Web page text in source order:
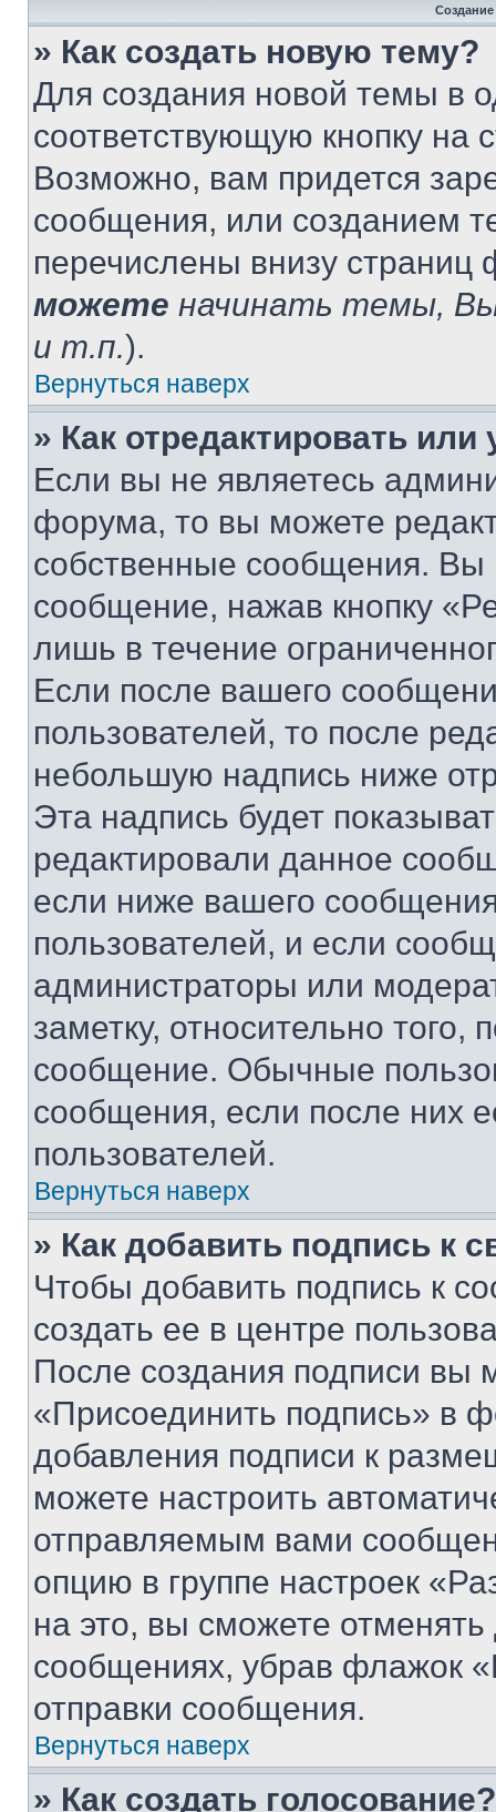
» Как создать новую тему?
Для создания новой темы в
соответствующую кнопку
Возможно, вам придется
сообщения, или созданием
перечислены внизу
можете начинать темы,
и т.п.).
Вернуться наверх
» Как отредактировать
Если вы не являетесь
форума, то вы можете
собственные сообщения. Вы
сообщение, нажав кнопку
лишь в течение
Если после вашего
пользователей, то после
небольшую надпись ниже
Эта надпись будет
редактировали данное
если ниже вашего
пользователей, и если
администраторы или
заметку, относительно
сообщение. Обычные
сообщения, если после них
пользователей.
Вернуться наверх
» Как добавить подпись к
Чтобы добавить подпись к
создать ее в центре
После создания подписи вы
«Присоединить подпись» в
добавления подписи к
можете настроить
отправляемым вами
опцию в группе настроек
на это, вы сможете
сообщениях, убрав флажок
отправки сообщения.
Вернуться наверх
» Как создать голосование?